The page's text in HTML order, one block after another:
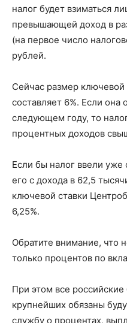
налог будет взиматься
превышающей доход в
(на первое число
рублей.
Сейчас размер ключевой
составляет 6%. Если она
следующем году, то
процентных доходов
Если бы налог ввели уже
его с дохода в 62,5
ключевой ставки
6,25%.
Обратите внимание, что
только процентов по
При этом все
крупнейших обязаны
службу о процентах,